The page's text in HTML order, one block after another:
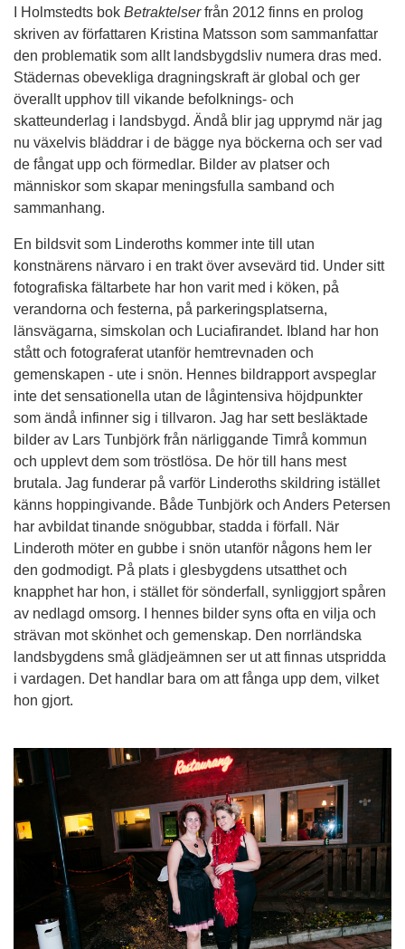
I Holmstedts bok Betraktelserfrån 2012 finns en prolog
skriven av författaren Kristina Matsson som sammanfattar
den problematik som allt landsbygdsliv numera dras med.
Städernas obevekliga dragningskraft är global och ger
överallt upphov till vikande befolknings- och
skatteunderlag i landsbygd. Ändå blir jag upprymd när jag
nu växelvis bläddrar i de bägge nya böckerna och ser vad
de fångat upp och förmedlar. Bilder av platser och
människor som skapar meningsfulla samband och
sammanhang.
En bildsvit som Linderoths kommer inte till utan
konstnärens närvaro i en trakt över avsevärd tid. Under sitt
fotografiska fältarbete har hon varit med i köken, på
verandorna och festerna, på parkeringsplatserna,
länsvägarna, simskolan och Luciafirandet. Ibland har hon
stått och fotograferat utanför hemtrevnaden och
gemenskapen - ute i snön. Hennes bildrapport avspeglar
inte det sensationella utan de lågintensiva höjdpunkter
som ändå infinner sig i tillvaron. Jag har sett besläktade
bilder av Lars Tunbjörk från närliggande Timrå kommun
och upplevt dem som tröstlösa. De hör till hans mest
brutala. Jag funderar på varför Linderoths skildring istället
känns hoppingivande. Både Tunbjörk och Anders Petersen
har avbildat tinande snögubbar, stadda i förfall. När
Linderoth möter en gubbe i snön utanför någons hem ler
den godmodigt. På plats i glesbygdens utsatthet och
knapphet har hon, i stället för sönderfall, synliggjort spåren
av nedlagd omsorg. I hennes bilder syns ofta en vilja och
strävan mot skönhet och gemenskap. Den norrländska
landsbygdens små glädjeämnen ser ut att finnas utspridda
i vardagen. Det handlar bara om att fånga upp dem, vilket
hon gjort.